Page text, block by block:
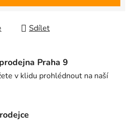
Sdílet
Praha 9
v klidu prohlédnout na naší